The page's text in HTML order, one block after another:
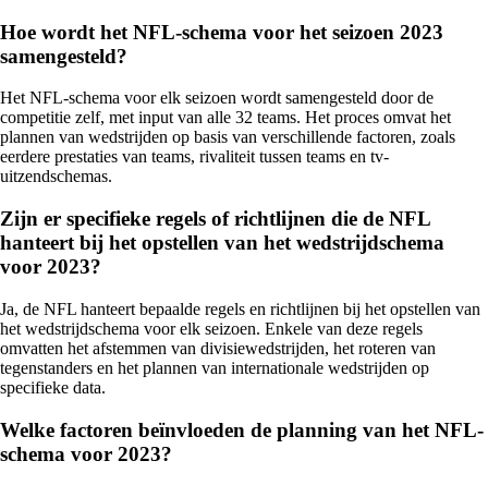
Hoe wordt het NFL-schema voor het seizoen 2023
samengesteld?
Het NFL-schema voor elk seizoen wordt samengesteld door de
competitie zelf, met input van alle 32 teams. Het proces omvat het
plannen van wedstrijden op basis van verschillende factoren, zoals
eerdere prestaties van teams, rivaliteit tussen teams en tv-
uitzendschemas.
Zijn er specifieke regels of richtlijnen die de NFL
hanteert bij het opstellen van het wedstrijdschema
voor 2023?
Ja, de NFL hanteert bepaalde regels en richtlijnen bij het opstellen van
het wedstrijdschema voor elk seizoen. Enkele van deze regels
omvatten het afstemmen van divisiewedstrijden, het roteren van
tegenstanders en het plannen van internationale wedstrijden op
specifieke data.
Welke factoren beïnvloeden de planning van het NFL-
schema voor 2023?